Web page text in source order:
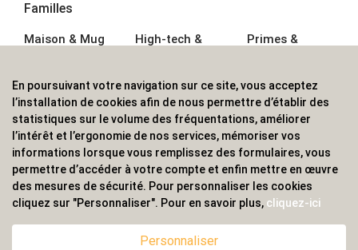
Familles
Maison & Mug
Écriture
Bagagerie sacs
High-tech &
Sport &
Outdoor
Enfant
Primes &
Boisson
Textile &
Casquette
Accessoires de
bureau
ALVS, fournisseur d'objets publicitaires, pour les
professionnels. Une implantation nationale, une
couverture internationale.
En poursuivant votre navigation sur ce site, vous acceptez
l’installation de cookies afin de nous permettre d’établir des
statistiques sur le volume des fréquentations, améliorer
l’intérêt et l’ergonomie de nos services, mémoriser vos
informations lorsque vous remplissez des formulaires, vous
permettre d’accéder à votre compte et enfin mettre en œuvre
des mesures de sécurité. Pour personnaliser les cookies
cliquez sur "Personnaliser". Pour en savoir plus, cliquez-ici
Personnaliser